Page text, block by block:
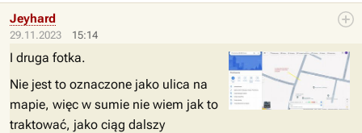
29.11.2023 15:14
Jeyhard
I druga fotka.
Nie jest to oznaczone jako ulica na
mapie, więc w sumie nie wiem jak to
traktować, jako ciąg dalszy